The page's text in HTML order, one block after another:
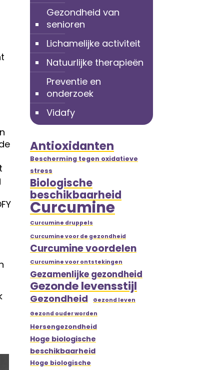
Gezondheid van
senioren
Lichamelijke activiteit
Natuurlijke therapieën
Preventie en
onderzoek
Vidafy
Antioxidanten
Bescherming tegen oxidatieve
stress
Biologische
beschikbaarheid
Curcumine
Curcumine druppels
Curcumine voor de gezondheid
Curcumine voordelen
Curcumine voor ontstekingen
Gezamenlijke gezondheid
Gezonde levensstijl
Gezondheid
Gezond leven
Gezond ouder worden
Hersengezondheid
Hoge biologische
beschikbaarheid
Hoge biologische